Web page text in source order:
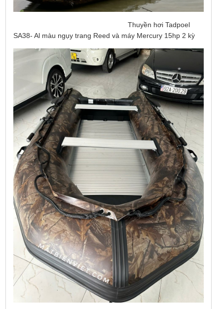
Thuyền hơi Tadpoel
SA38- Al màu ngụy trang Reed và máy Mercury 15hp 2 kỳ